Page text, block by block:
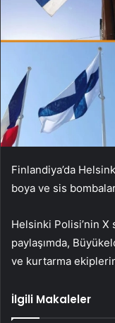
Finlandiya’da
boya ve sis
Helsinki Polisi’nin X
paylaşımda,
ve kurtarma
İlgili Makaleler